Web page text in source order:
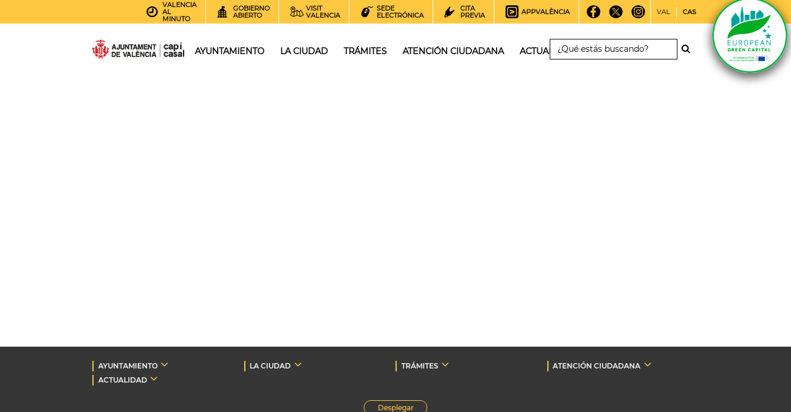
VALENCIA
AL
MINUTO
GOBIERNO
ABIERTO
VISIT
VALENCIA
SEDE
ELECTRÓNICA
CITA
PREVIA
APPVALÈNCIA VAL CAS
AYUNTAMIENTO LA CIUDAD TRÁMITES ATENCIÓN CIUDADANA ACTUALIDAD
AYUNTAMIENTO LA CIUDAD TRÁMITES
ATENCIÓN CIUDADANA
ACTUALIDAD
Desplegar